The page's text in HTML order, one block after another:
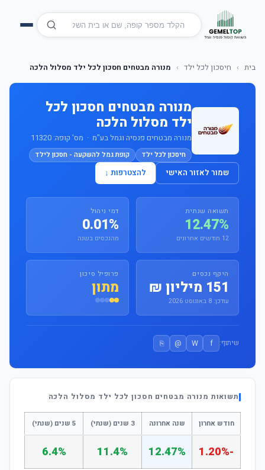
בית › חיסכון לכל ילד › מנורה מבטחים חסכון לכל ילד מסלול הלכה
מנורה מבטחים חסכון לכל
ילד מסלול הלכה
מנורה מבטחים פנסיה וגמל בע"מ · מס' קופה: 11320
חיסכון לכל ילד קופת גמל להשקעה - חסכון לילד
שמור לאזור האישי להצטרפות ↓
תשואה שנתית
12.47%
12 חודשים אחרונים
דמי ניהול
0.01%
מהנכסים בשנה
היקף נכסים
151 מיליון ₪
עודכן: 8 באוגוסט 2026
פרופיל סיכון
מתון
שיתוף: f
W
@
⎘
תשואות מנורה מבטחים חסכון לכל ילד מסלול הלכה
חודש אחרון שנה אחרונה 3 שנים (שנתי) 5 שנים (שנתי)
-1.20%
12.47%
11.4%
6.4%